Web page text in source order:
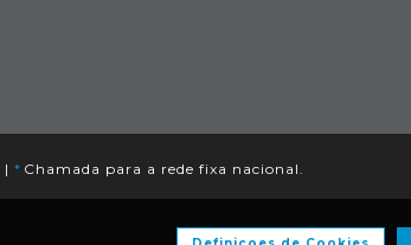
| * Chamada para a rede fixa nacional.